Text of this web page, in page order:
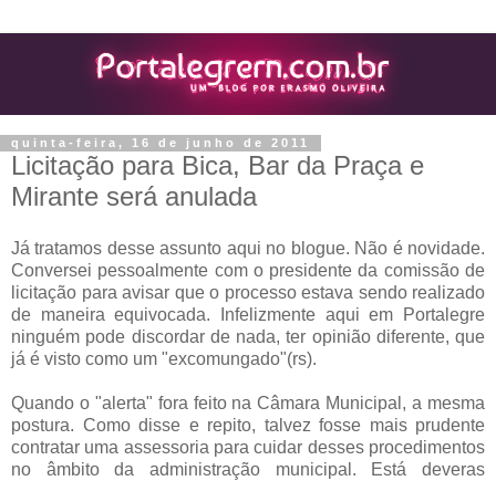
quinta-feira, 16 de junho de 2011
Licitação para Bica, Bar da Praça e
Mirante será anulada
Já tratamos desse assunto aqui no blogue. Não é novidade.
Conversei pessoalmente com o presidente da comissão de
licitação para avisar que o processo estava sendo realizado
de maneira equivocada. Infelizmente aqui em Portalegre
ninguém pode discordar de nada, ter opinião diferente, que
já é visto como um "excomungado"(rs).
Quando o "alerta" fora feito na Câmara Municipal, a mesma
postura. Como disse e repito, talvez fosse mais prudente
contratar uma assessoria para cuidar desses procedimentos
no âmbito da administração municipal. Está deveras